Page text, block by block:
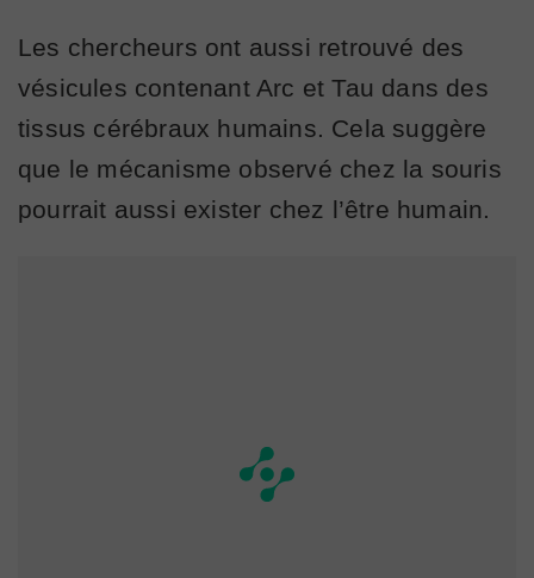
Les chercheurs ont aussi retrouvé des
vésicules contenant Arc et Tau dans des
tissus cérébraux humains. Cela suggère
que le mécanisme observé chez la souris
pourrait aussi exister chez l’être humain.